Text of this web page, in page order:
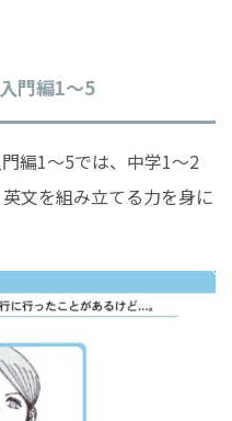
門編1〜5
編1〜5では、中学1〜2
文を組み立てる力を身に